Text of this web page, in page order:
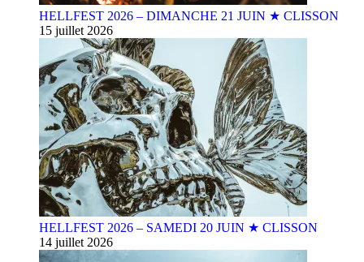
HELLFEST 2026 – DIMANCHE 21 JUIN ★ CLISSON
15 juillet 2026
HELLFEST 2026 – SAMEDI 20 JUIN ★ CLISSON
14 juillet 2026